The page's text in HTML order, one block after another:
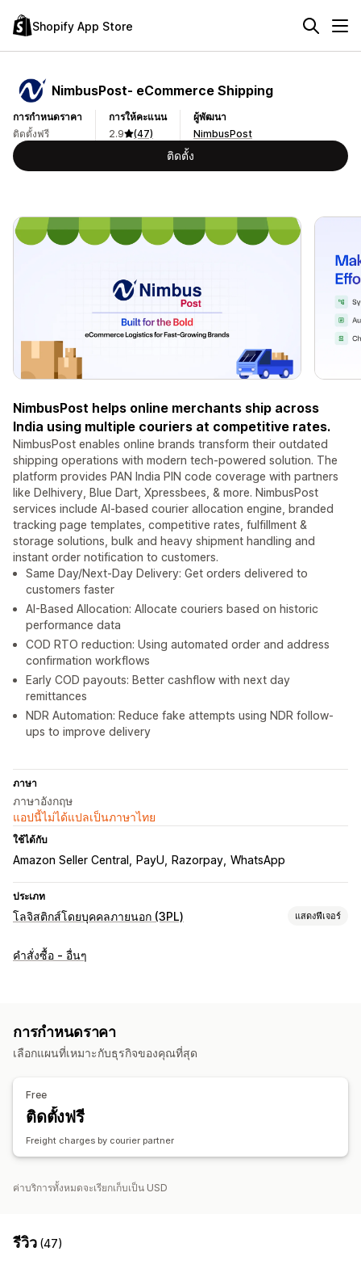
Shopify App Store
NimbusPost‑ eCommerce Shipping
การกำหนดราคา
ติดตั้งฟรี
การให้คะแนน
2.9
(47)
ผู้พัฒนา
NimbusPost
ติดตั้ง
NimbusPost helps online merchants ship across
India using multiple couriers at competitive rates.
NimbusPost enables online brands transform their outdated
shipping operations with modern tech-powered solution. The
platform provides PAN India PIN code coverage with partners
like Delhivery, Blue Dart, Xpressbees, & more. NimbusPost
services include AI-based courier allocation engine, branded
tracking page templates, competitive rates, fulfillment &
storage solutions, bulk and heavy shipment handling and
instant order notification to customers.
Same Day/Next-Day Delivery: Get orders delivered to
customers faster
AI-Based Allocation: Allocate couriers based on historic
performance data
COD RTO reduction: Using automated order and address
confirmation workflows
Early COD payouts: Better cashflow with next day
remittances
NDR Automation: Reduce fake attempts using NDR follow-
ups to improve delivery
ภาษา
ภาษาอังกฤษ
แอปนี้ไม่ได้แปลเป็นภาษาไทย
ใช้ได้กับ
Amazon Seller Central PayU Razorpay WhatsApp
ประเภท
โลจิสติกส์โดยบุคคลภายนอก (3PL) แสดงฟีเจอร์
การจัดการคำสั่งซื้อ
การแจ้งเตือนที่กำหนดเอง
ซิงค์อัตโนมัติ
คำสั่งซื้อ - อื่นๆ
การกำหนดราคา
เลือกแผนที่เหมาะกับธุรกิจของคุณที่สุด
Free
ติดตั้งฟรี
Freight charges by courier partner
ค่าบริการทั้งหมดจะเรียกเก็บเป็น USD
รีวิว (47)